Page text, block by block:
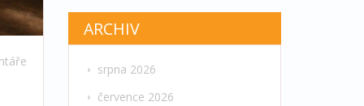
ARCHIV
srpna 2026
července 2026